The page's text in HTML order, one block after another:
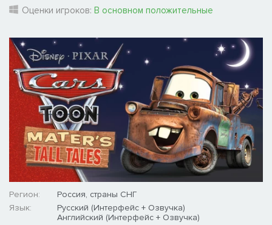
Оценки игроков: В основном положительные
Регион:
Россия, страны СНГ
Язык:
Русский (Интерфейс + Озвучка)
Английский (Интерфейс + Озвучка)